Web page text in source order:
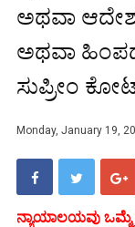
ಅಥವಾ
ಅಥವಾ
ಸುಪ್ರೀಂ
Monday, January 19,
ನ್ಯಾಯಾಲಯವು ಒಮ್ಮೆ